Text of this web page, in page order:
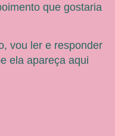
que gostaria
vou ler e responder
ela apareça aqui